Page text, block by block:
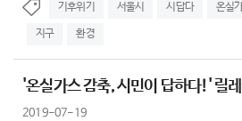
기후위기 서울시 시답다 온실
지구 환경
'온실가스 감축, 시민이 답하다!' 릴
2019-07-19